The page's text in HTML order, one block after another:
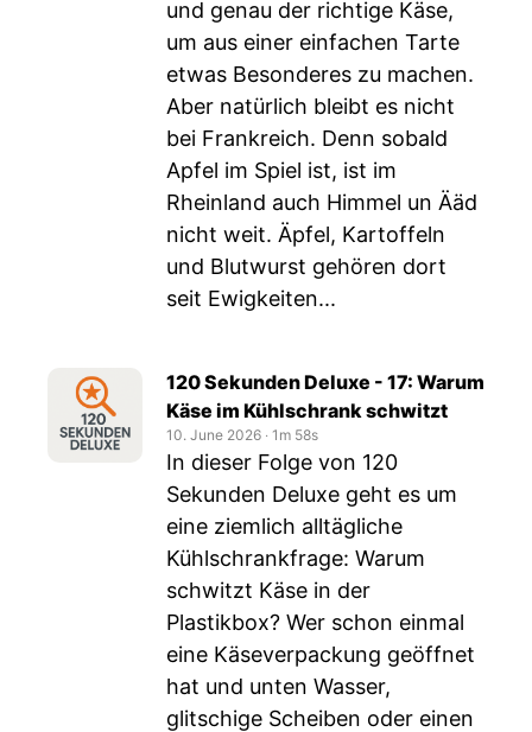
und genau der richtige Käse,
um aus einer einfachen Tarte
etwas Besonderes zu machen.
Aber natürlich bleibt es nicht
bei Frankreich. Denn sobald
Apfel im Spiel ist, ist im
Rheinland auch Himmel un Ääd
nicht weit. Äpfel, Kartoffeln
und Blutwurst gehören dort
seit Ewigkeiten...
120 Sekunden Deluxe - 17: Warum
Käse im Kühlschrank schwitzt
10. June 2026 ‧ 1m 58s
In dieser Folge von 120
Sekunden Deluxe geht es um
eine ziemlich alltägliche
Kühlschrankfrage: Warum
schwitzt Käse in der
Plastikbox? Wer schon einmal
eine Käseverpackung geöffnet
hat und unten Wasser,
glitschige Scheiben oder einen